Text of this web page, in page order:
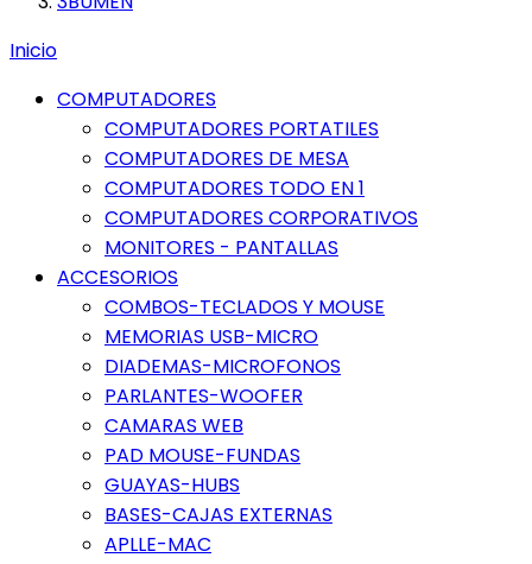
Inicio
COMPUTADORES
COMPUTADORES PORTATILES
COMPUTADORES DE MESA
COMPUTADORES TODO EN 1
COMPUTADORES CORPORATIVOS
MONITORES - PANTALLAS
ACCESORIOS
COMBOS-TECLADOS Y MOUSE
MEMORIAS USB-MICRO
DIADEMAS-MICROFONOS
PARLANTES-WOOFER
CAMARAS WEB
PAD MOUSE-FUNDAS
GUAYAS-HUBS
BASES-CAJAS EXTERNAS
APLLE-MAC